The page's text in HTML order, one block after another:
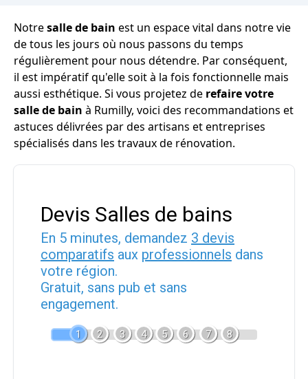
Notresalle de bain est un espace vital dans notre vie
de tous les jours où nous passons du temps
régulièrement pour nous détendre. Par conséquent,
il est impératif qu'elle soit à la fois fonctionnelle mais
aussi esthétique. Si vous projetez de refaire votre
salle de bain à Rumilly, voici des recommandations et
astuces délivrées par des artisans et entreprises
spécialisés dans les travaux de rénovation.
Devis Salles de bains
En 5 minutes, demandez 3 devis
comparatifs aux professionnels dans
votre région.
Gratuit, sans pub et sans
engagement.
1 2 3 4 5 6 7 8